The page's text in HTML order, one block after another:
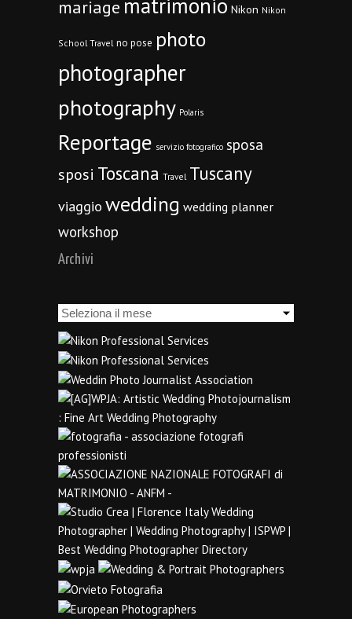
mariage matrimonio Nikon Nikon
School Travel no pose photo
photographer
photography Polaris
Reportage servizio fotografico sposa
sposi Toscana Travel Tuscany
viaggio wedding wedding planner
workshop
Archivi
Archivi